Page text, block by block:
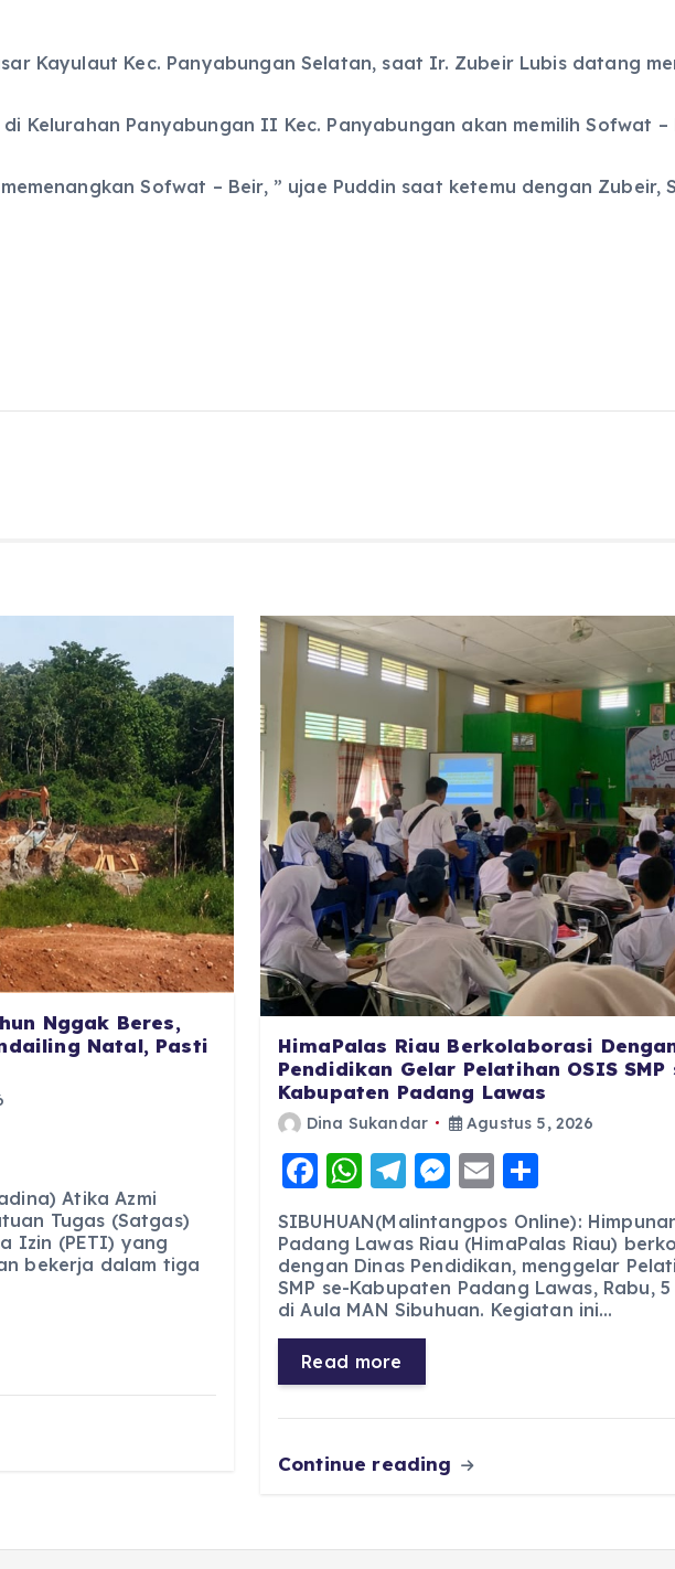
Kayulaut Kec. Panyabungan Selatan, saat Ir. Zubeir Lubis datang
Kelurahan Panyabungan II Kec. Panyabungan akan memilih Sofwat
Sofwat – Beir, ” ujae Puddin saat ketemu dengan Zubeir,
Nggak Beres,
Natal, Pasti
Atika Azmi
Tugas (Satgas)
Izin (PETI) yang
bekerja dalam tiga
HimaPalas Riau Berkolaborasi
Pendidikan Gelar Pelatihan OSIS SMP
Kabupaten Padang Lawas
Dina Sukandar Agustus 5, 2026
F
a
c
e
b
o
o
k
W
h
a
ts
A
p
p
T
el
e
g
r
a
m
M
e
ss
e
n
E
m
ai
l
h
a
re
SIBUHUAN(Malintangpos Online):
Padang Lawas Riau (HimaPalas Riau)
dengan Dinas Pendidikan, menggelar
SMP se-Kabupaten Padang Lawas, Rabu,
di Aula MAN Sibuhuan. Kegiatan ini…
Read more
Continue reading